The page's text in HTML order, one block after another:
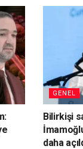
GENEL
Bilirkişi
daha